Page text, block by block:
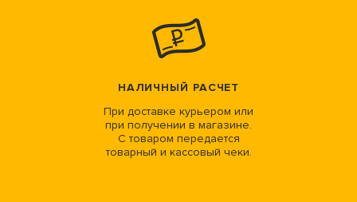
НАЛИЧНЫЙ РАСЧЕТ
При доставке курьером или
при получении в магазине.
С товаром передается
товарный и кассовый чеки.